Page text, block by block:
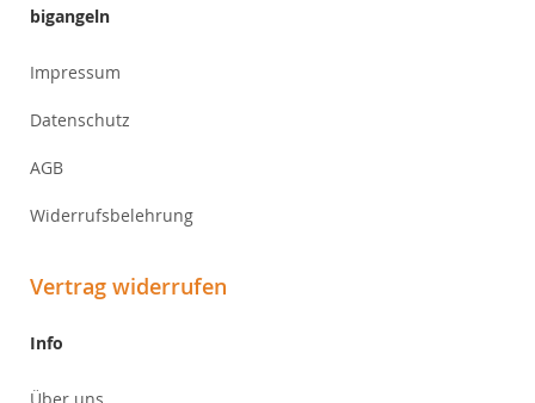
bigangeln
Impressum
Datenschutz
AGB
Widerrufsbelehrung
Vertrag widerrufen
Info